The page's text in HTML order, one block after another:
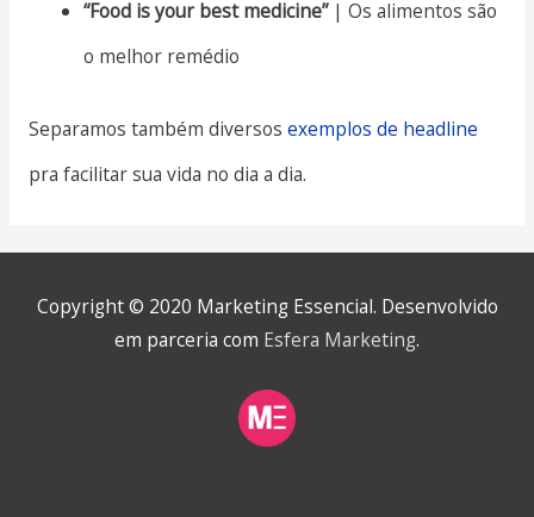
“Food is your best medicine”| Os alimentos são
o melhor remédio
Separamos também diversos exemplos de headline
pra facilitar sua vida no dia a dia.
Copyright © 2020 Marketing Essencial. Desenvolvido
em parceria com Esfera Marketing.